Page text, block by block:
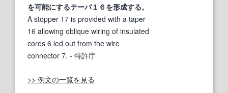
を可能にするテーパ１６を形成する。
A stopper 17 is provided with a taper
16 allowing oblique wiring of insulated
cores 6 led out from the wire
connector 7. - 特許庁
>> 例文の一覧を見る